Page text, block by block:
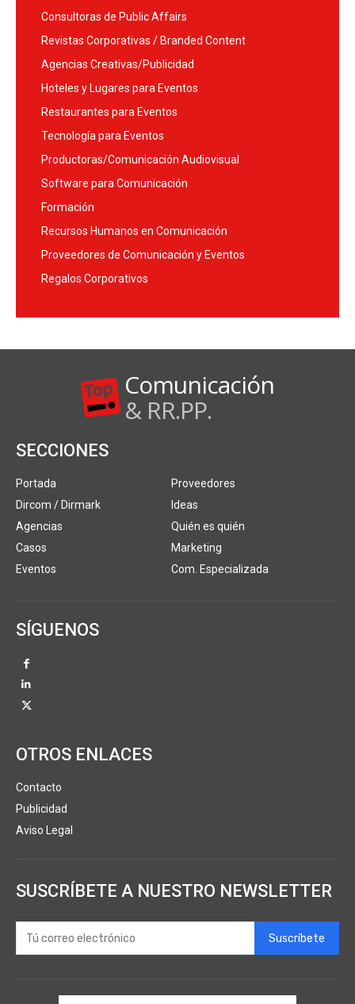
Consultoras de Public Affairs
Revistas Corporativas / Branded Content
Agencias Creativas/Publicidad
Hoteles y Lugares para Eventos
Restaurantes para Eventos
Tecnología para Eventos
Productoras/Comunicación Audiovisual
Software para Comunicación
Formación
Recursos Humanos en Comunicación
Proveedores de Comunicación y Eventos
Regalos Corporativos
Comunicación
& RR.PP.
SECCIONES
Portada
Dircom / Dirmark
Agencias
Casos
Eventos
Proveedores
Ideas
Quién es quién
Marketing
Com. Especializada
SÍGUENOS
OTROS ENLACES
Contacto
Publicidad
Aviso Legal
SUSCRÍBETE A NUESTRO NEWSLETTER
Suscríbete